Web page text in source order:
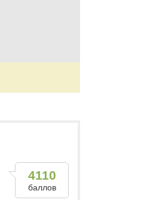
4110
баллов